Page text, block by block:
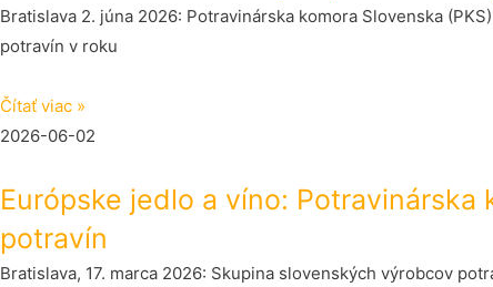
Bratislava 2. júna 2026: Potravinárska komora Slovenska
potravín v roku
Čítať viac »
2026-06-02
Európske jedlo a víno:
potravín
Bratislava, 17. marca 2026: Skupina slovenských výrobcov